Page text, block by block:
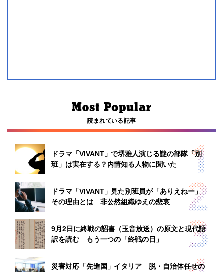
読まれている記事
ドラマ「VIVANT」で堺雅人演じる謎の部隊「別
班」は実在する？内情知る人物に聞いた
ドラマ「VIVANT」見た別班員が「ありえねー」
その理由とは 非公然組織ゆえの悲哀
9月2日に終戦の詔書（玉音放送）の原文と現代語
訳を読む もう一つの「終戦の日」
災害対応「先進国」イタリア 脱・自治体任せの